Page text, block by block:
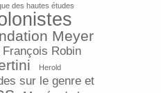
des hautes études
Meyer
François Robin
Herold
sur le genre et